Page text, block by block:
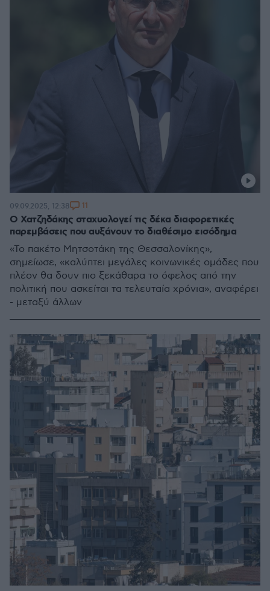
Ο Χατζηδάκης σταχυολογεί τις δέκα διαφορετικές
παρεμβάσεις που αυξάνουν το διαθέσιμο εισόδημα
«Το πακέτο Μητσοτάκη της Θεσσαλονίκης»,
σημείωσε, «καλύπτει μεγάλες κοινωνικές ομάδες που
πλέον θα δουν πιο ξεκάθαρα το όφελος από την
πολιτική που ασκείται τα τελευταία χρόνια», αναφέρει
- μεταξύ άλλων
09.09.2025, 12:38 11